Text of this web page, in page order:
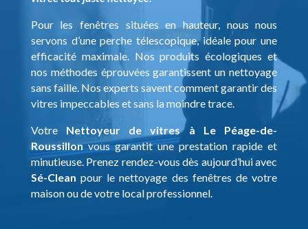
Pour les fenêtres situées en hauteur, nous nous
servons d’une perche télescopique, idéale pour une
efficacité maximale. Nos produits écologiques et
nos méthodes éprouvées garantissent un nettoyage
sans faille. Nos experts savent comment garantir des
vitres impeccables et sans la moindre trace.
Votre Nettoyeur de vitres à Le Péage-de-
Roussillonvous garantit une prestation rapide et
minutieuse. Prenez rendez-vous dès aujourd’hui avec
Sé-Clean pour le nettoyage des fenêtres de votre
maison ou de votre local professionnel.